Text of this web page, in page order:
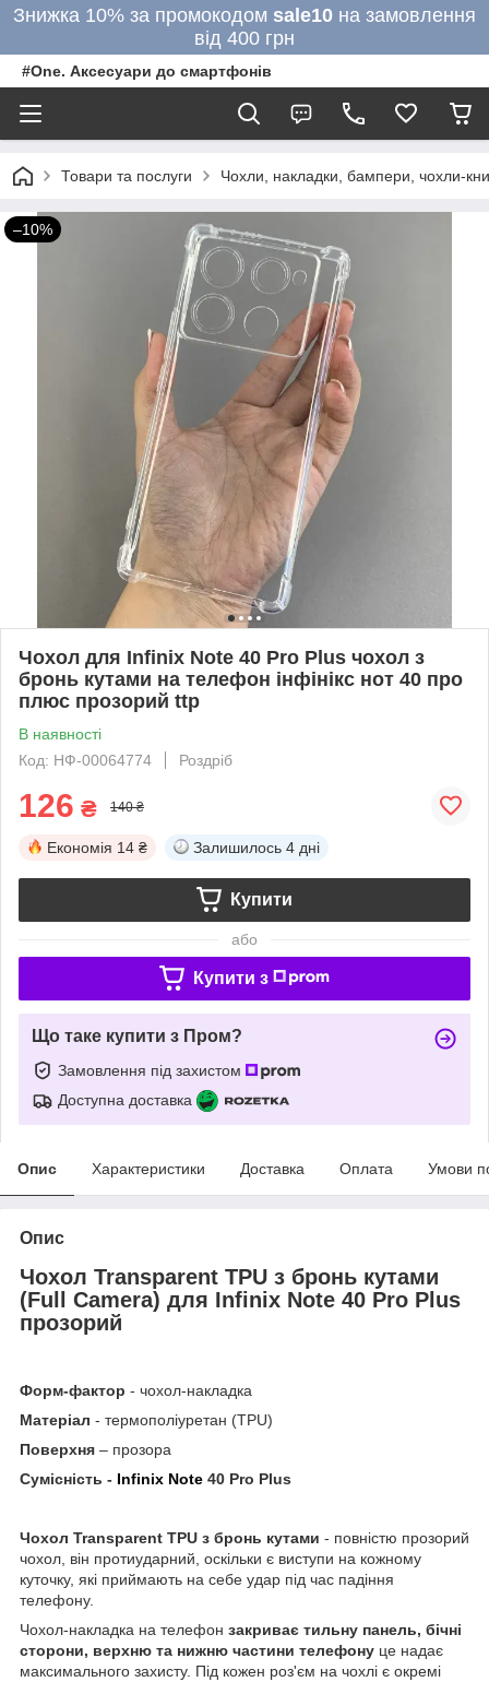
Знижка 10% за промокодом sale10 на замовлення
від 400 грн
#One. Аксесуари до смартфонів
Товари та послуги Чохли, накладки, бампери, чохли-
–10%
Чохол для Infinix Note 40 Pro Plus чохол з
бронь кутами на телефон інфінікс нот 40 про
плюс прозорий ttp
В наявності
Код: НФ-00064774
Роздріб
126 ₴ 140 ₴
Економія 14 ₴ Залишилось 4 дні
Купити
або
Купити з
Що таке купити з Пром?
Замовлення під захистом
Доступна доставка
Опис Характеристики Доставка Оплата Умови
Опис
Чохол Transparent TPU з бронь кутами
(Full Camera) для Infinix Note 40 Pro Plus
прозорий
Форм-фактор - чохол-накладка
Матеріал - термополіуретан (TPU)
Поверхня – прозора
Сумісність - Infinix Note 40 Pro Plus
Чохол Transparent TPU з бронь кутами - повністю прозорий
чохол, він протиударний, оскільки є виступи на кожному
куточку, які приймають на себе удар під час падіння
телефону.
Чохол-накладка на телефон закриває тильну панель, бічні
сторони, верхню та нижню частини телефону це надає
максимального захисту. Під кожен роз'єм на чохлі є окремі